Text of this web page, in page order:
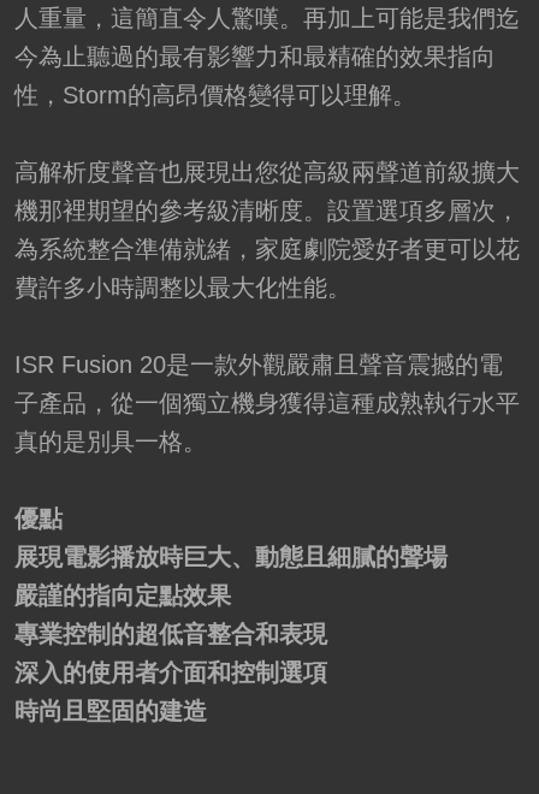
人重量，這簡直令人驚嘆。再加上可能是我們迄
今為止聽過的最有影響力和最精確的效果指向
性，Storm的高昂價格變得可以理解。
高解析度聲音也展現出您從高級兩聲道前級擴大
機那裡期望的參考級清晰度。設置選項多層次，
為系統整合準備就緒，家庭劇院愛好者更可以花
費許多小時調整以最大化性能。
ISR Fusion 20是一款外觀嚴肅且聲音震撼的電
子產品，從一個獨立機身獲得這種成熟執行水平
真的是別具一格。
優點
展現電影播放時巨大、動態且細膩的聲場
嚴謹的指向定點效果
專業控制的超低音整合和表現
深入的使用者介面和控制選項
時尚且堅固的建造